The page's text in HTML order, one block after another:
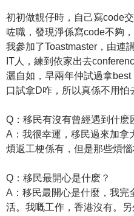
初初做靚仔時，自己寫code
咗職，發現淨係寫code不夠
我參加了Toastmaster，由連
IT人，練到依家出去
灑自如，早兩年仲試過拿
口試拿D咋，所以真係不用怕
Q：移民有沒有曾經遇到什麽
A：我很幸運，移民過來加拿
煩返工梗係有，但是那些煩惱
Q：移民最開心是什麽？
A：移民最開心是什麼，我完
活。我嘅工作，香港沒有。